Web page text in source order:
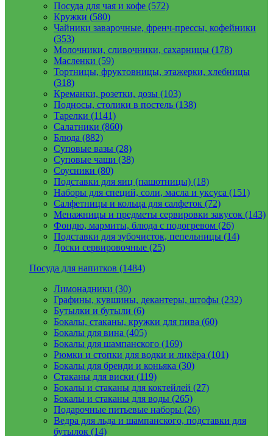
Посуда для чая и кофе (572)
Кружки (580)
Чайники заварочные, френч-прессы, кофейники
(353)
Молочники, сливочники, сахарницы (178)
Масленки (59)
Тортницы, фруктовницы, этажерки, хлебницы
(318)
Креманки, розетки, дозы (103)
Подносы, столики в постель (138)
Тарелки (1141)
Салатники (860)
Блюда (882)
Суповые вазы (28)
Суповые чаши (38)
Соусники (80)
Подставки для яиц (пашотницы) (18)
Наборы для специй, соли, масла и уксуса (151)
Салфетницы и кольца для салфеток (72)
Менажницы и предметы сервировки закусок (143)
Фондю, мармиты, блюда с подогревом (26)
Подставки для зубочисток, пепельницы (14)
Доски сервировочные (25)
Посуда для напитков (1484)
Лимонадники (30)
Графины, кувшины, декантеры, штофы (232)
Бутылки и бутыли (6)
Бокалы, стаканы, кружки для пива (60)
Бокалы для вина (405)
Бокалы для шампанского (169)
Рюмки и стопки для водки и ликёра (101)
Бокалы для бренди и коньяка (30)
Стаканы для виски (119)
Бокалы и стаканы для коктейлей (27)
Бокалы и стаканы для воды (265)
Подарочные питьевые наборы (26)
Ведра для льда и шампанского, подставки для
бутылок (14)